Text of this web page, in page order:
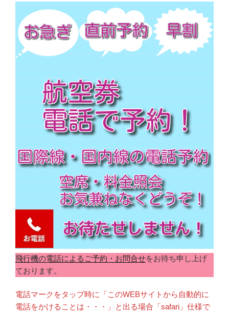
飛行機の電話によるご予約・お問合せをお待ち申し上げ
ております。
電話マークをタップ時に「このWEBサイトから自動的に
電話をかけることは・・・」と出る場合「safari」仕様で